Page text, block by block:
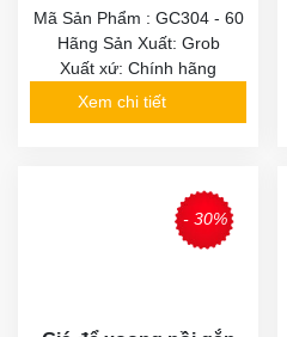
Mã Sản Phẩm : GC304 - 60
Hãng Sản Xuất: Grob
Xuất xứ: Chính hãng
Xem chi tiết
- 30%